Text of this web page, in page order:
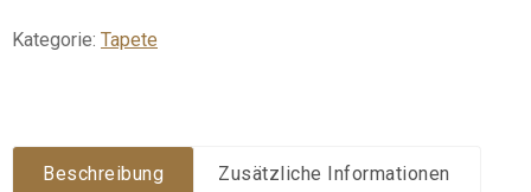
Kategorie: Tapete
Beschreibung Zusätzliche Informationen